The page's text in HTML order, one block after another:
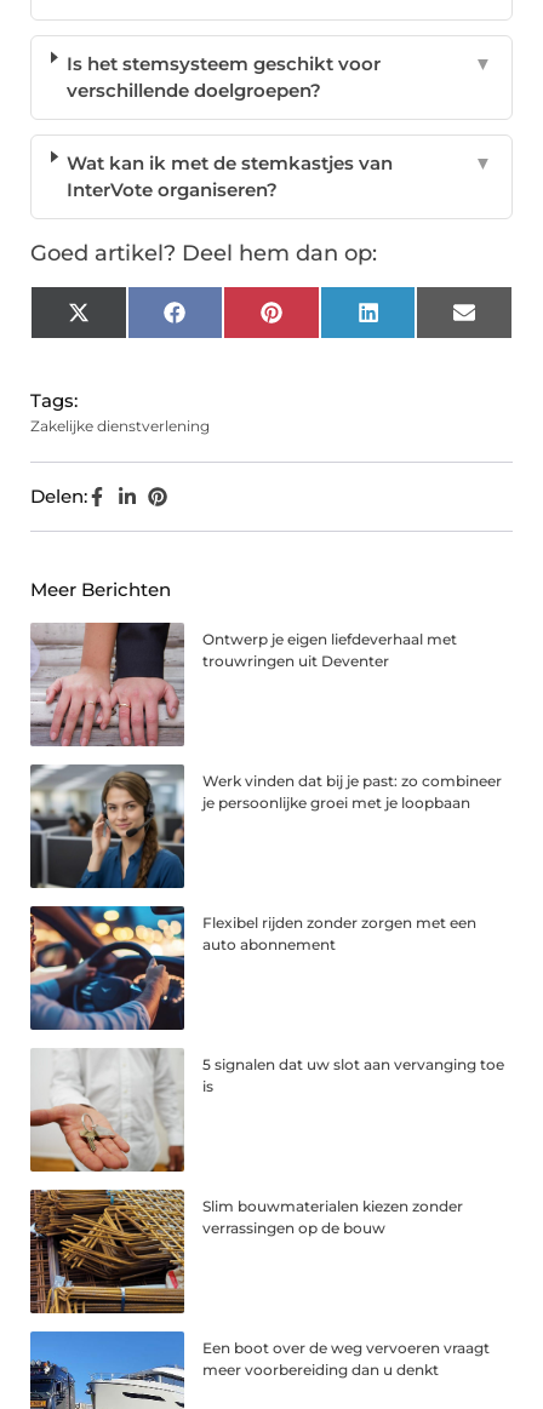
Is het stemsysteem geschikt voor
verschillende doelgroepen?
▼
Wat kan ik met de stemkastjes van
InterVote organiseren?
▼
Goed artikel? Deel hem dan op:
X
(Twitter)
FacebookPinterest LinkedIn Email
Tags:
Zakelijke dienstverlening
Delen:
Meer Berichten
Ontwerp je eigen liefdeverhaal met
trouwringen uit Deventer
Werk vinden dat bij je past: zo combineer
je persoonlijke groei met je loopbaan
Flexibel rijden zonder zorgen met een
auto abonnement
5 signalen dat uw slot aan vervanging toe
is
Slim bouwmaterialen kiezen zonder
verrassingen op de bouw
Een boot over de weg vervoeren vraagt
meer voorbereiding dan u denkt